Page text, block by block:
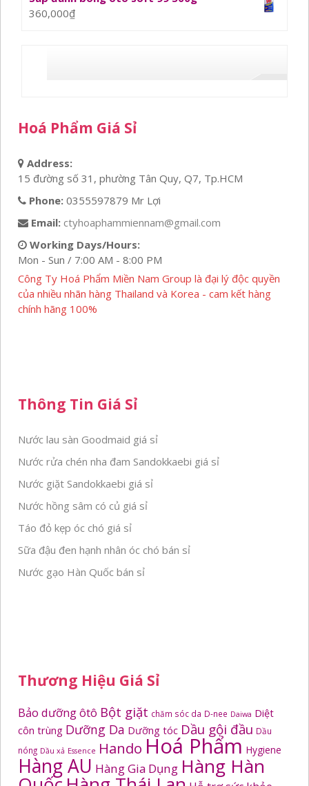
360,000₫
Hoá Phẩm Giá Sỉ
Address:
15 đường số 31, phường Tân Quy, Q7, Tp.HCM
Phone: 0355597879 Mr Lợi
Email: ctyhoaphammiennam@gmail.com
Working Days/Hours:
Mon - Sun / 7:00 AM - 8:00 PM
Công Ty Hoá Phẩm Miền Nam Group là đại lý độc quyền
của nhiều nhãn hàng Thailand và Korea - cam kết hàng
chính hãng 100%
Thông Tin Giá Sỉ
Nước lau sàn Goodmaid giá sỉ
Nước rửa chén nha đam Sandokkaebi giá sỉ
Nước giặt Sandokkaebi giá sỉ
Nước hồng sâm có củ giá sỉ
Táo đỏ kẹp óc chó giá sỉ
Sữa đậu đen hạnh nhân óc chó bán sỉ
Nước gạo Hàn Quốc bán sỉ
Thương Hiệu Giá Sỉ
Bảo dưỡng ôtô Bột giặt chăm sóc da D-nee Daiwa Diệt
côn trùng Dưỡng Da Dưỡng tóc Dầu gội đầu Dầu
nóng Dầu xả Essence Hando Hoá Phẩm Hygiene
Hàng AU Hàng Gia Dụng Hàng Hàn